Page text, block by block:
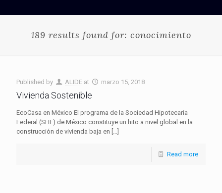
189 results found for: conocimiento
Published by ALIDE at marzo 15, 2018
Vivienda Sostenible
EcoCasa en México El programa de la Sociedad Hipotecaria
Federal (SHF) de México constituye un hito a nivel global en la
construcción de vivienda baja en […]
Read more